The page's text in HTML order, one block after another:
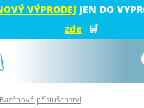
VÝPRODEJ JEN DO
zde
🛒
Bazénové příslušenství